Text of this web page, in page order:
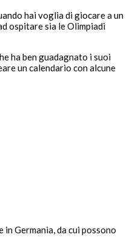
hai voglia di giocare a un
ospitare sia le Olimpiadi
ha ben guadagnato i suoi
un calendario con alcune
in Germania, da cui possono